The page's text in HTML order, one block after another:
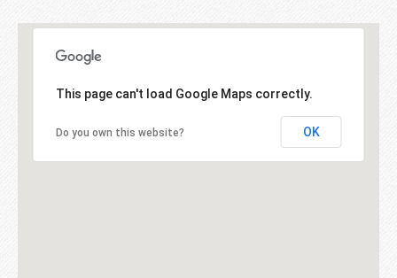
This page can't load Google Maps correctly.
Do you own this website? OK